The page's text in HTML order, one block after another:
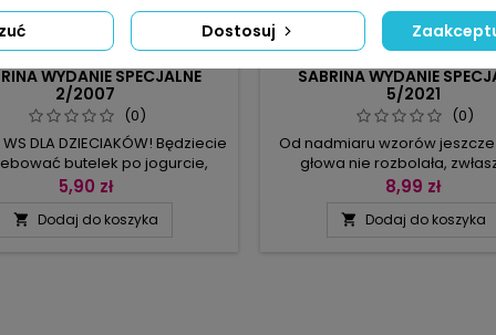
MARKA:BPV
WYDANIE SPECJALNE
2/2007
(0)
DLA DZIECIAKÓW! Będziecie
butelek po jogurcie,
korków, kamyków, muszelek,
stronach gazety, z łatwością
5,90 zł
 Dodaj do koszyka
MARKA:BPV
SABRINA WYDANIE
5/2021
(0)
Od nadmiaru wzorów
głowa nie rozbolała,
ładnych wzorów, natomiast
zapobiec przygotowaliśmy
8,99 zł
 Dodaj do koszyka
Dostosuj